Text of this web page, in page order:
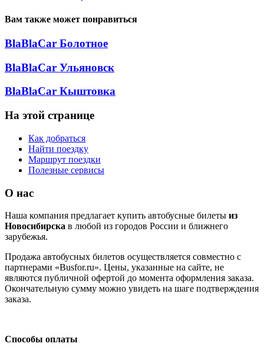
Вам также может понравиться
BlaBlaCar Болотное
BlaBlaCar Ульяновск
BlaBlaCar Кыштовка
На этой странице
Как добраться
Найти поездку
Маршрут поездки
Полезные сервисы
О нас
Наша компания предлагает купить автобусные билеты из
Новосибирска в любой из городов России и ближнего
зарубежья.
Продажа автобусных билетов осуществляется совместно с
партнерами «Busfor.ru». Цены, указанные на сайте, не
являются публичной офертой до момента оформления заказа.
Окончательную сумму можно увидеть на шаге подтверждения
заказа.
Способы оплаты